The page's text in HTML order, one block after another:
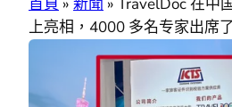
上亮相，4000 多名专家出席